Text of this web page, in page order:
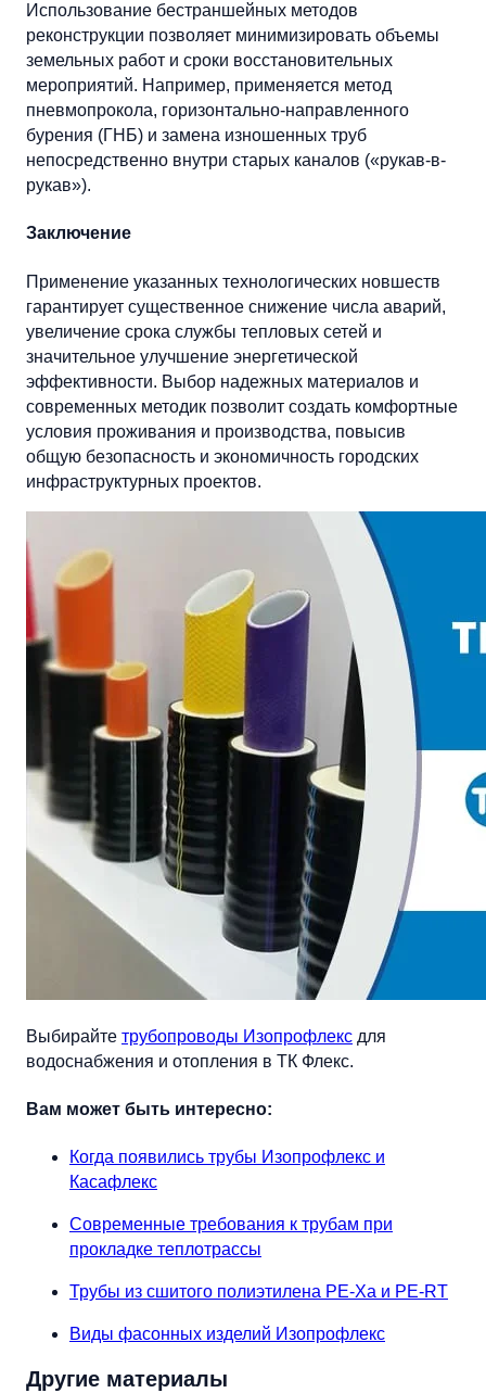
Использование бестраншейных методов
реконструкции позволяет минимизировать объемы
земельных работ и сроки восстановительных
мероприятий. Например, применяется метод
пневмопрокола, горизонтально-направленного
бурения (ГНБ) и замена изношенных труб
непосредственно внутри старых каналов («рукав-в-
рукав»).
Заключение
Применение указанных технологических новшеств
гарантирует существенное снижение числа аварий,
увеличение срока службы тепловых сетей и
значительное улучшение энергетической
эффективности. Выбор надежных материалов и
современных методик позволит создать комфортные
условия проживания и производства, повысив
общую безопасность и экономичность городских
инфраструктурных проектов.
Выбирайте трубопроводы Изопрофлекс для
водоснабжения и отопления в ТК Флекс.
Вам может быть интересно:
Когда появились трубы Изопрофлекс и
Касафлекс
Современные требования к трубам при
прокладке теплотрассы
Трубы из сшитого полиэтилена PE-Xa и PE-RT
Виды фасонных изделий Изопрофлекс
Другие материалы